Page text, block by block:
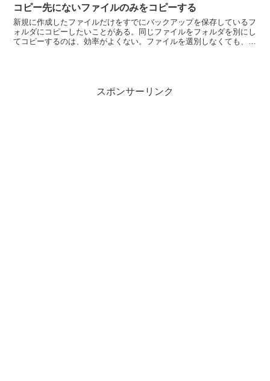
コピー先にないファイルのみをコピーする
新規に作成したファイルだけをすでにバックアップを保存しているフ
ォルダにコピーしたいことがある。同じファイルをフォルダを別にし
てコピーするのは、効率がよくない。ファイルを選別しなくても、コ
スポンサーリンク